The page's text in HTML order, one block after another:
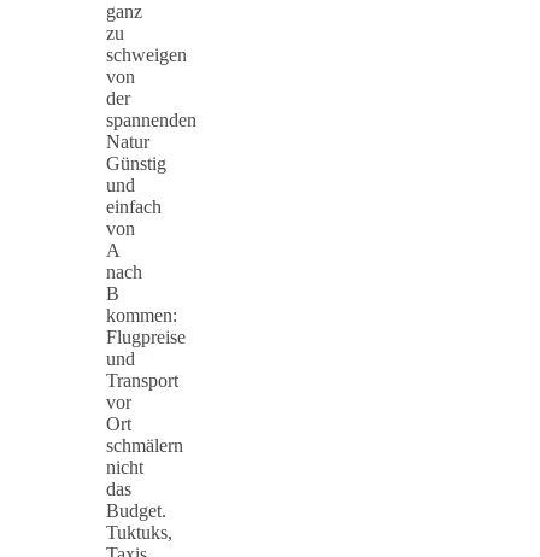
ganz
zu
schweigen
von
der
spannenden
Natur
Günstig
und
einfach
von
A
nach
B
kommen:
Flugpreise
und
Transport
vor
Ort
schmälern
nicht
das
Budget.
Tuktuks,